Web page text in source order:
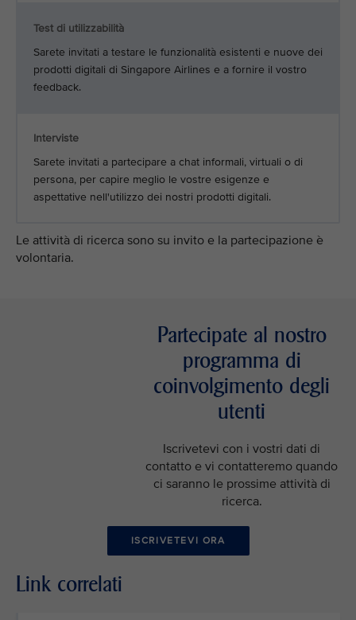
Test di utilizzabilità
Sarete invitati a testare le funzionalità esistenti e nuove dei
prodotti digitali di Singapore Airlines e a fornire il vostro
feedback.
Interviste
Sarete invitati a partecipare a chat informali, virtuali o di
persona, per capire meglio le vostre esigenze e
aspettative nell'utilizzo dei nostri prodotti digitali.
Le attività di ricerca sono su invito e la partecipazione è
volontaria.
Partecipate al nostro
programma di
coinvolgimento degli
utenti
Iscrivetevi con i vostri dati di
contatto e vi contatteremo quando
ci saranno le prossime attività di
ricerca.
ISCRIVETEVI ORA
Link correlati